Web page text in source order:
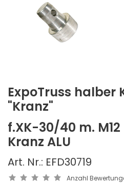
ExpoTruss halber
"Kranz"
f.XK-30/40 m.
Kranz ALU
Art. Nr.: EFD30719
Anzahl